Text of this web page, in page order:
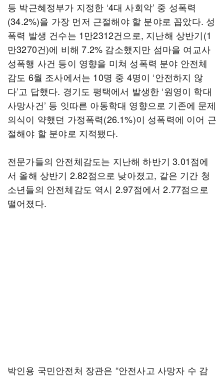
등 박근혜정부가 지정한 ‘4대 사회악’ 중 성폭력
(34.2%)을 가장 먼저 근절해야 할 분야로 꼽았다. 성
폭력 발생 건수는 1만2312건으로, 지난해 상반기(1
만3270건)에 비해 7.2% 감소했지만 섬마을 여교사
성폭행 사건 등이 영향을 미쳐 성폭력 분야 안전체
감도 6월 조사에서는 10명 중 4명이 ‘안전하지 않
다’고 답했다. 경기도 평택에서 발생한 ‘원영이 학대
사망사건’ 등 잇따른 아동학대 영향으로 기존에 문제
의식이 약했던 가정폭력(26.1%)이 성폭력에 이어 근
절해야 할 분야로 지적됐다.
전문가들의 안전체감도는 지난해 하반기 3.01점에
서 올해 상반기 2.82점으로 낮아졌고, 같은 기간 청
소년들의 안전체감도 역시 2.97점에서 2.77점으로
떨어졌다.
박인용 국민안전처 장관은 “안전사고 사망자 수 감